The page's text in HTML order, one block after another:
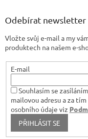
Odebírat newsletter
Vložte svůj e-mail a my
produktech na našem e-
E-mail
Souhlasím se
mailovou adresu a za
osobního údaje viz
PŘIHLÁSIT SE